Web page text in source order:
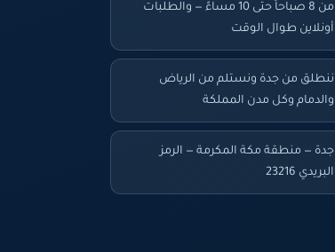
من 8 صباحاً حتى 10 مساءً — والطلبات
أونلاين طوال الوقت
ننطلق من جدة ونستلم من الرياض
والدمام وكل مدن المملكة
جدة — منطقة مكة المكرمة — الرمز
البريدي 23216